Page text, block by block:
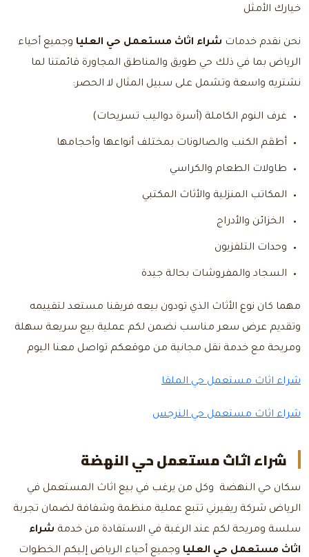
خيارك الأمثل
نحن نقدم خدمات شراء اثاث مستعمل حي العليا وجميع أحياء
الرياض بما في ذلك حي طويق والمناطق المجاورة قائمتنا لما
نشتريه واسعة وتشمل على سبيل المثال لا الحصر:
غرف النوم الكاملة (أسرة دواليب تسريحات)
أطقم الكنب والصالونات بمختلف أنواعها وأحجامها
طاولات الطعام والكراسي
المكاتب المنزلية والأثاث المكتبي
الخزائن والأدراج
وحدات التلفزيون
السجاد والمفروشات بحالة جيدة
مهما كان نوع الأثاث الذي تودون بيعه فريقنا مستعد لتقييمه
وتقديم عرض سعر مناسب نضمن لكم عملية بيع سريعة سهلة
ومريحة مع خدمة نقل مجانية من موقعكم تواصل معنا اليوم
شراء اثاث مستعمل حي الملقا
شراء اثاث مستعمل حي النرجس
شراء اثاث مستعمل حي النهضة
سكان حي النهضة وكل من يرغب في بيع اثاث المستعمل في
الرياض شركة ريفيرني تتبع عملية منظمة وشفافة لضمان تجربة
سلسة ومريحة لكم عند الرغبة في الاستفادة من خدمة شراء
اثاث مستعمل حي العليا وجميع أحياء الرياض إليكم الخطوات